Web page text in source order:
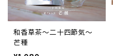
和香草茶～二十四節気～
芒種